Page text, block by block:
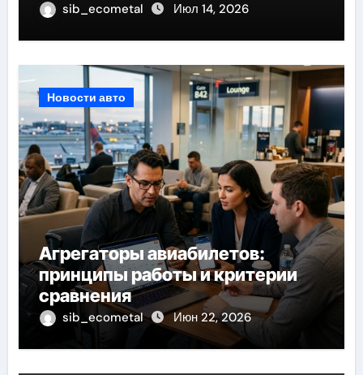
sib_ecometal Июл 14, 2026
Новости авто
Агрегаторы авиабилетов:
принципы работы и критерии
сравнения
sib_ecometal Июн 22, 2026